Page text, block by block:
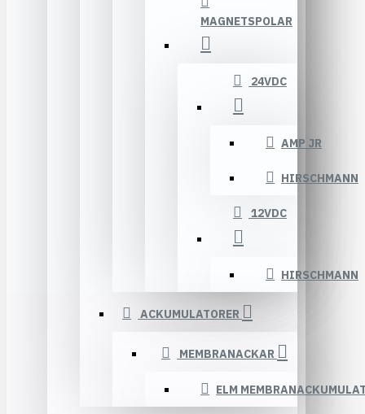
MAGNETSPOLAR
24VDC
AMP JR
HIRSCHMANN
12VDC
HIRSCHMANN
ACKUMULATORER
MEMBRANACKAR
ELM